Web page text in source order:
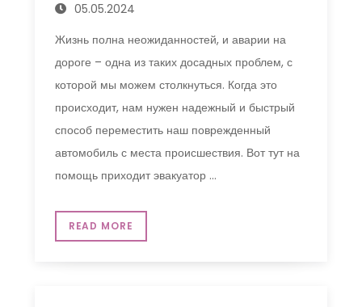
05.05.2024
Жизнь полна неожиданностей, и аварии на
дороге – одна из таких досадных проблем, с
которой мы можем столкнуться. Когда это
происходит, нам нужен надежный и быстрый
способ переместить наш поврежденный
автомобиль с места происшествия. Вот тут на
помощь приходит эвакуатор …
READ MORE